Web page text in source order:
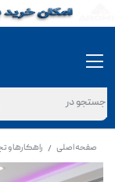
صفحه اصلی / راهکارها و